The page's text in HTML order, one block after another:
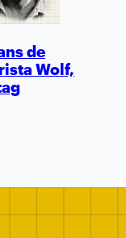
de
Wolf,